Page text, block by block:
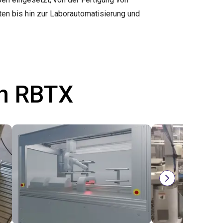
bis hin zur Laborautomatisierung und
RBTX